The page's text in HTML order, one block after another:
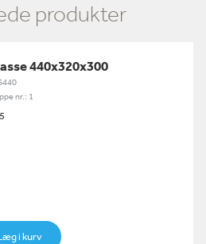
produkter
440x320x300
nr.: 1
i kurv